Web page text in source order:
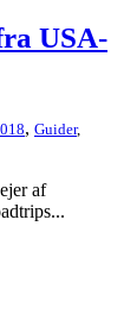
USA-
, Guider,
af